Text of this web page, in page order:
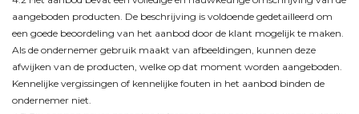
aangeboden producten. De beschrijving is voldoende gedetailleerd om
een goede beoordeling van het aanbod door de klant mogelijk te maken.
Als de ondernemer gebruik maakt van afbeeldingen, kunnen deze
afwijken van de producten, welke op dat moment worden aangeboden.
Kennelijke vergissingen of kennelijke fouten in het aanbod binden de
ondernemer niet.